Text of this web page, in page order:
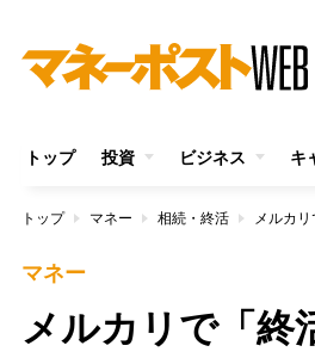
トップ 投資 ビジネス キ
トップ マネー 相続・終活 メルカ
マネー
メルカリで「